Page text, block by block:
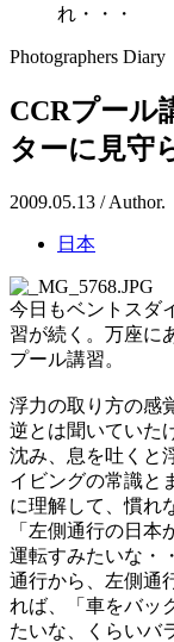
れ・・・
Photographers Diary
CCRプール
ターに見守
2009.05.13 / Author.
日本
今日もベントスダ
習が続く。万座に
プール講習。
浮力の取り方の感
逆とは聞いていた
沈み、息を吐くと
イビングの常識と
に理解して、慣れ
「左側通行の日
運転すみたいな・
通行から、左側通
れば、「車をバッ
たいな、くらいバ